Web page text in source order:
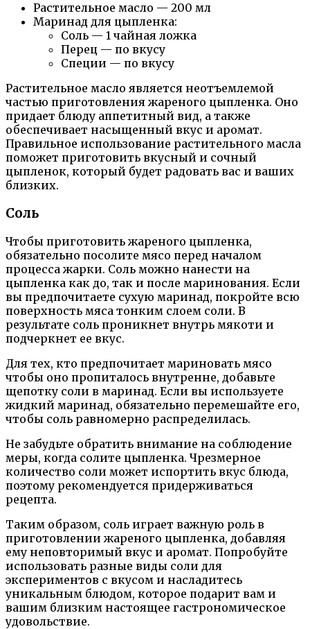
Растительное масло — 200 мл
Маринад для цыпленка:
Соль — 1 чайная ложка
Перец — по вкусу
Специи — по вкусу
Растительное масло является неотъемлемой
частью приготовления жареного цыпленка. Оно
придает блюду аппетитный вид, а также
обеспечивает насыщенный вкус и аромат.
Правильное использование растительного масла
поможет приготовить вкусный и сочный
цыпленок, который будет радовать вас и ваших
близких.
Соль
Чтобы приготовить жареного цыпленка,
обязательно посолите мясо перед началом
процесса жарки. Соль можно нанести на
цыпленка как до, так и после маринования. Если
вы предпочитаете сухую маринад, покройте всю
поверхность мяса тонким слоем соли. В
результате соль проникнет внутрь мякоти и
подчеркнет ее вкус.
Для тех, кто предпочитает мариновать мясо
чтобы оно пропиталось внутренне, добавьте
щепотку соли в маринад. Если вы используете
жидкий маринад, обязательно перемешайте его,
чтобы соль равномерно распределилась.
Не забудьте обратить внимание на соблюдение
меры, когда солите цыпленка. Чрезмерное
количество соли может испортить вкус блюда,
поэтому рекомендуется придерживаться
рецепта.
Таким образом, соль играет важную роль в
приготовлении жареного цыпленка, добавляя
ему неповторимый вкус и аромат. Попробуйте
использовать разные виды соли для
экспериментов с вкусом и насладитесь
уникальным блюдом, которое подарит вам и
вашим близким настоящее гастрономическое
удовольствие.